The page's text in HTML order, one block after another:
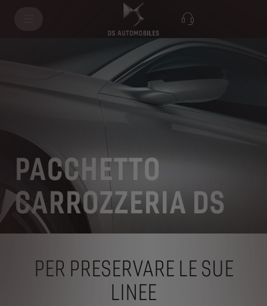
PACCHETTO
CARROZZERIA DS
PER PRESERVARE LE SUE
LINEE